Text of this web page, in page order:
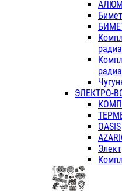
ЭЛЕКТРО-
OASIS